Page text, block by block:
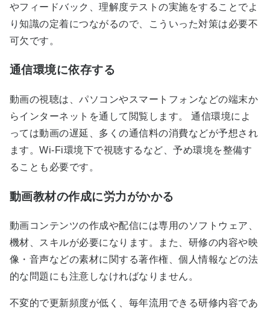
やフィードバック、理解度テストの実施をすることでよ
り知識の定着につながるので、こういった対策は必要不
可欠です。
通信環境に依存する
動画の視聴は、パソコンやスマートフォンなどの端末か
らインターネットを通して閲覧します。 通信環境によ
っては動画の遅延、多くの通信料の消費などが予想され
ます。Wi-Fi環境下で視聴するなど、予め環境を整備す
ることも必要です。
動画教材の作成に労力がかかる
動画コンテンツの作成や配信には専用のソフトウェア、
機材、スキルが必要になります。また、研修の内容や映
像・音声などの素材に関する著作権、個人情報などの法
的な問題にも注意しなければなりません。
不変的で更新頻度が低く、毎年流用できる研修内容であ